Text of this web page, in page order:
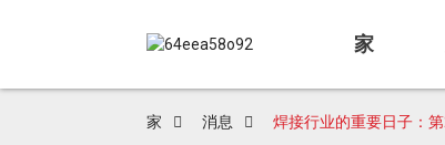
家
家 消息 焊接行业的重要日子：